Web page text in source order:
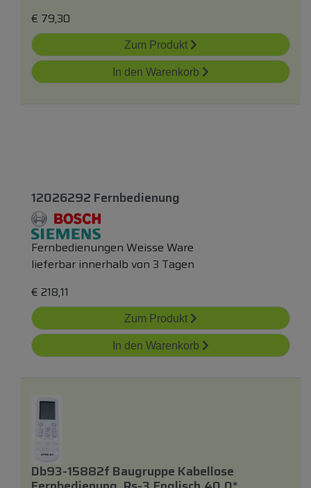
€ 79,30
Zum Produkt
In den Warenkorb
12026292 Fernbedienung
Fernbedienungen Weisse Ware
lieferbar innerhalb von 3 Tagen
€ 218,11
Zum Produkt
In den Warenkorb
Db93-15882f Baugruppe Kabellose